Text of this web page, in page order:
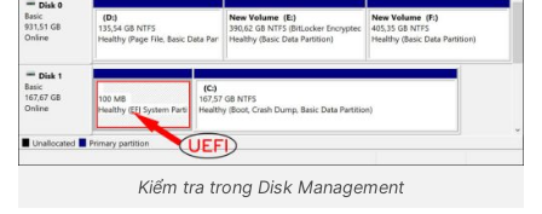
Kiểm tra trong Disk Management